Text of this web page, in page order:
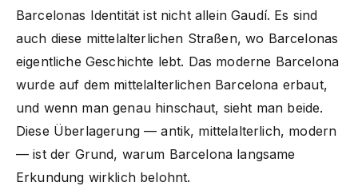
Barcelonas Identität ist nicht allein Gaudí. Es sind
auch diese mittelalterlichen Straßen, wo Barcelonas
eigentliche Geschichte lebt. Das moderne Barcelona
wurde auf dem mittelalterlichen Barcelona erbaut,
und wenn man genau hinschaut, sieht man beide.
Diese Überlagerung — antik, mittelalterlich, modern
— ist der Grund, warum Barcelona langsame
Erkundung wirklich belohnt.